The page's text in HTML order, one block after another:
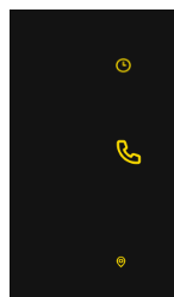
содержимому